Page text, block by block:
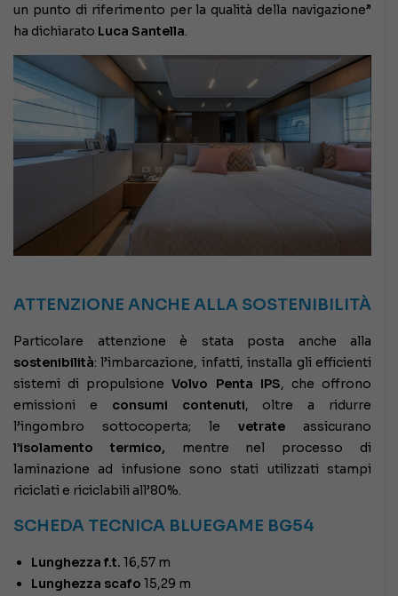
un punto di riferimento per la qualità della navigazione”
ha dichiarato Luca Santella.
ATTENZIONE ANCHE ALLA SOSTENIBILITÀ
Particolare attenzione è stata posta anche alla
sostenibilità: l’imbarcazione, infatti, installa gli efficienti
sistemi di propulsioneVolvo Penta IPS, che offrono
emissioni e consumi contenuti, oltre a ridurre
l’ingombro sottocoperta; le vetrate assicurano
l’isolamento termico, mentre nel processo di
laminazione ad infusione sono stati utilizzati stampi
riciclati e riciclabili all’80%.
SCHEDA TECNICA BLUEGAME BG54
Lunghezza f.t. 16,57 m
Lunghezza scafo 15,29 m